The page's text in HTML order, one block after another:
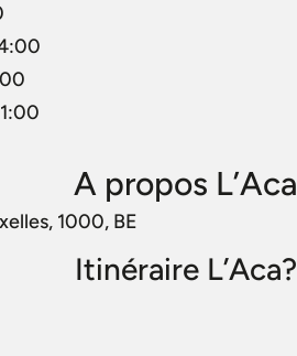
A propos L’Aca
1000, BE
Itinéraire L’Aca?